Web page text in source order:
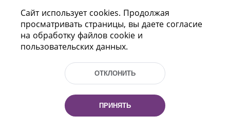
г. Минск, Республика Беларусь, 220114
Тел.: (+375 17) 368 37 37, Факс: (+375 17)
Эл. почта: inbox@nlb.by
Сайт использует cookies. Продолжая
просматривать страницы, вы даете согласие
на обработку файлов cookie и
пользовательских данных.
ОТКЛОНИТЬ
ПРИНЯТЬ